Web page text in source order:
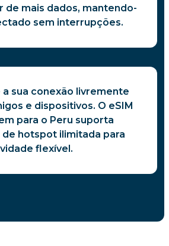
de mais dados, mantendo-
sem interrupções.
a sua conexão livremente
e dispositivos. O eSIM
para o Peru suporta
de hotspot ilimitada para
flexível.